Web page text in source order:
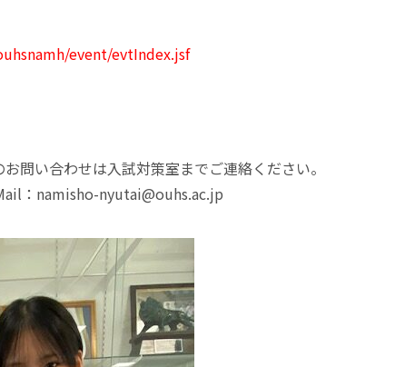
event/evtIndex.jsf
問い合わせは入試対策室までご連絡ください。
：namisho-nyutai@ouhs.ac.jp